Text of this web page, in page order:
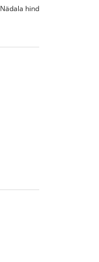
Nädala hind